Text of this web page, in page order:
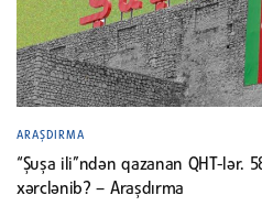
ARAŞDIRMA
“Şuşa ili”ndən qazanan QHT-lər.
xərclənib? – Araşdırma